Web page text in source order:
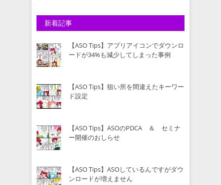
新着記事
【ASO Tips】アプリアイコンでダウンロ
ードが34%も減少してしまった事例
【ASO Tips】狙い所を間違えたキーワー
ド設定
【ASO Tips】ASOのPDCA ＆ セミナ
ー開催のおしらせ
【ASO Tips】ASOしているんですがダウ
ンロードが増えません